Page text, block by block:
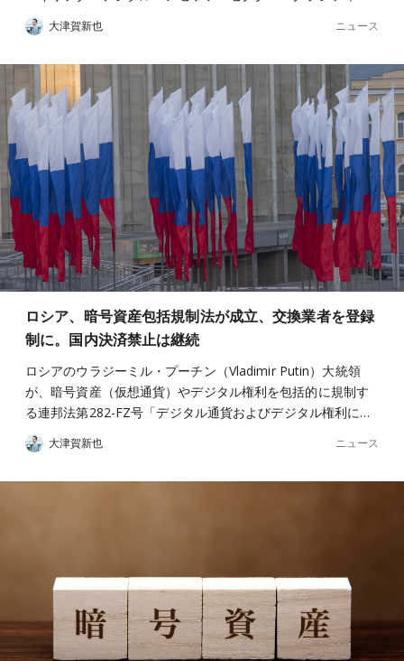
大津賀新也 ニュース
ロシア、暗号資産包括規制法が成立、交換業者を登録
制に。国内決済禁止は継続
ロシアのウラジーミル・プーチン（Vladimir Putin）大統領
が、暗号資産（仮想通貨）やデジタル権利を包括的に規制す
る連邦法第282-FZ号「デジタル通貨およびデジタル権利に…
大津賀新也 ニュース